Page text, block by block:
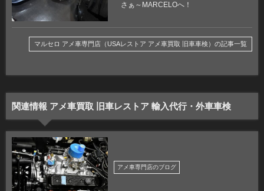
さぁ～MARCELOへ！
マルセロ アメ車専門店（USAレストア アメ車買取 旧車車検）の記事一覧
関連情報 アメ車買取 旧車レストア 輸入代行・外車車検
アメ車専門店のブログ